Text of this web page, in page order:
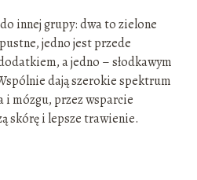
innej grupy: dwa to zielone
jedno jest przede
a jedno – słodkawym
dają szerokie spektrum
i mózgu, przez wsparcie
skórę i lepsze trawienie.